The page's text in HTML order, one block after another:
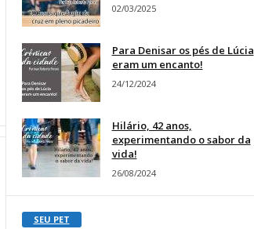
02/03/2025
Para Denisar os pés de Lúcia
eram um encanto!
24/12/2024
Hilário, 42 anos,
experimentando o sabor da
vida!
26/08/2024
SEU PET